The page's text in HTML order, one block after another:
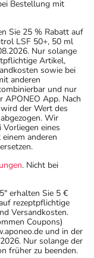
Bestellung mit
Sie 25 % Rabatt auf
LSF 50+, 50 ml
Nur solange
Artikel,
sowie bei
anderen
und nur
APONEO App. Nach
der Wert des
Wir
eines
anderen
. Nicht bei
erhalten Sie 5 €
rezeptpflichtige
Versandkosten.
Coupons)
und in der
Nur solange der
früher zu beenden.